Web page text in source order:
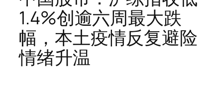
1.4%创逾六周最大跌
幅，本土疫情反复避险
情绪升温